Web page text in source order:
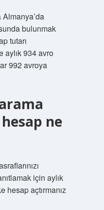
bulunmak
tutarı
aylık 934 avro
992 avroya
ne
için aylık
hesap açtırmanız